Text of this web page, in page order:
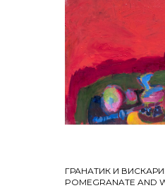
ГРАНАТИК И
POMEGRANATE AND